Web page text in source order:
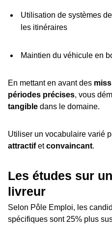
Utilisation de systèmes
les itinéraires
Maintien du véhicule en
En mettant en avant des
périodes précises, vous
tangible dans le domaine.
Utiliser un vocabulaire varié
attractifetconvaincant.
Les études sur
livreur
Selon Pôle Emploi, les
spécifiques sont 25% plus